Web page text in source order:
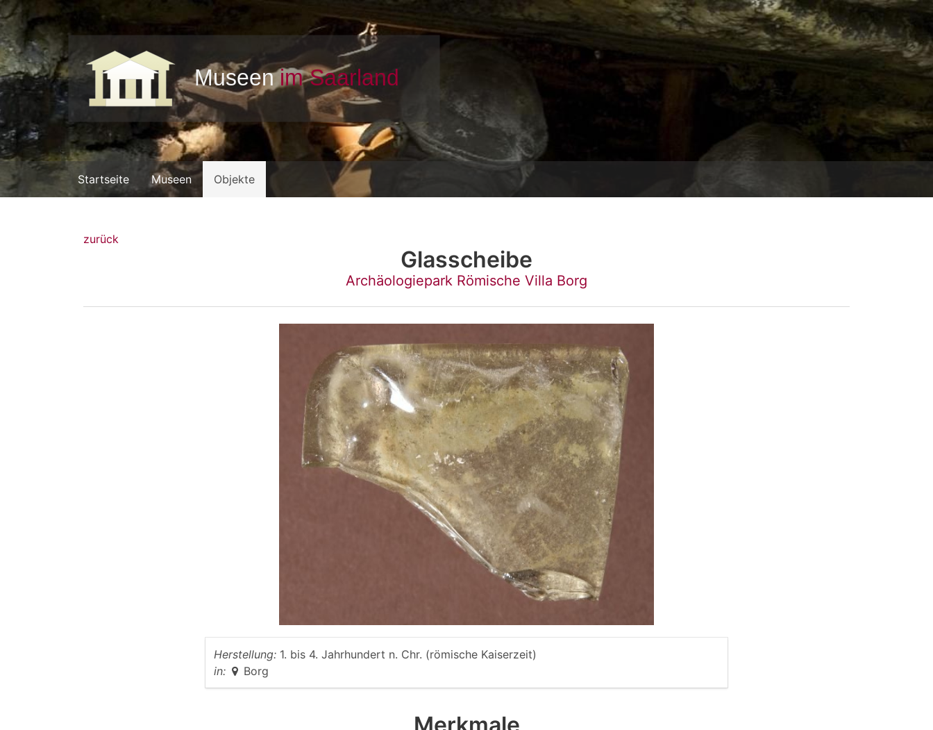
Startseite Museen Objekte
zurück
Glasscheibe
Archäologiepark Römische Villa Borg
Herstellung: 1. bis 4. Jahrhundert n. Chr. (römische Kaiserzeit)
in:
Borg